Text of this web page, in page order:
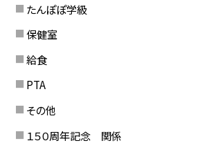
たんぽぽ学級
保健室
給食
PTA
その他
１５０周年記念 関係